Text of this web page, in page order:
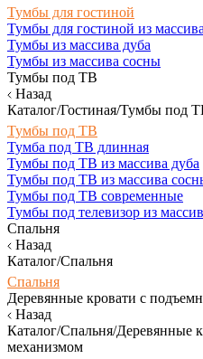
Тумбы для гостиной
Тумбы для гостиной из массива
Тумбы из массива дуба
Тумбы из массива сосны
Тумбы под ТВ
Назад
Каталог/Гостиная/Тумбы под
Тумбы под ТВ
Тумба под ТВ длинная
Тумбы под ТВ из массива дуба
Тумбы под ТВ из массива
Тумбы под ТВ современные
Тумбы под телевизор из
Спальня
Назад
Каталог/Спальня
Спальня
Деревянные кровати с
Назад
Каталог/Спальня/Деревянные
механизмом